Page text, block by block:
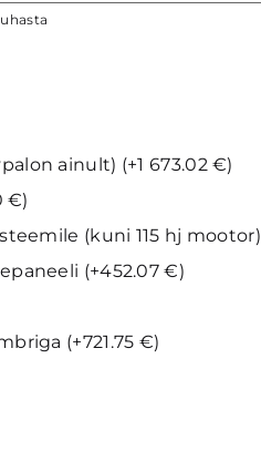
ainult) (+1 673.02€)
€)
(kuni 115 hj mootor)
(+452.07€)
(+721.75 €)